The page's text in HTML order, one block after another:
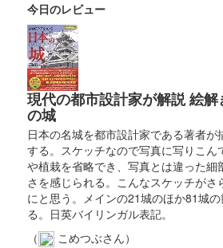
白石城 御城印
ゲナガさん
白石城 御城印 令和7年「城
販売終了
白石城 御城印
今日のレビュー
現代の都市設計家が解説 絵
の城
日本の名城を都市設計家である著者が
する。スケッチなので写真に写りこん
や植栽を省略でき、写真とは違った細
さを感じられる。こんなスケッチがさ
にと思う。メインの21城のほか81城
る。日英バイリンガル表記。
（
こめつぶさん）